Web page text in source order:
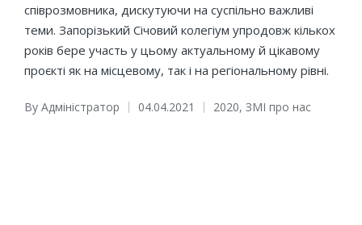
співрозмовника, дискутуючи на суспільно важливі
теми. Запорізький Січовий колегіум упродовж кількох
років бере участь у цьому актуальному й цікавому
проєкті як на місцевому, так і на регіональному рівні.
Posted
By Адміністратор 04.04.2021
Posted
2020, ЗМІ про нас